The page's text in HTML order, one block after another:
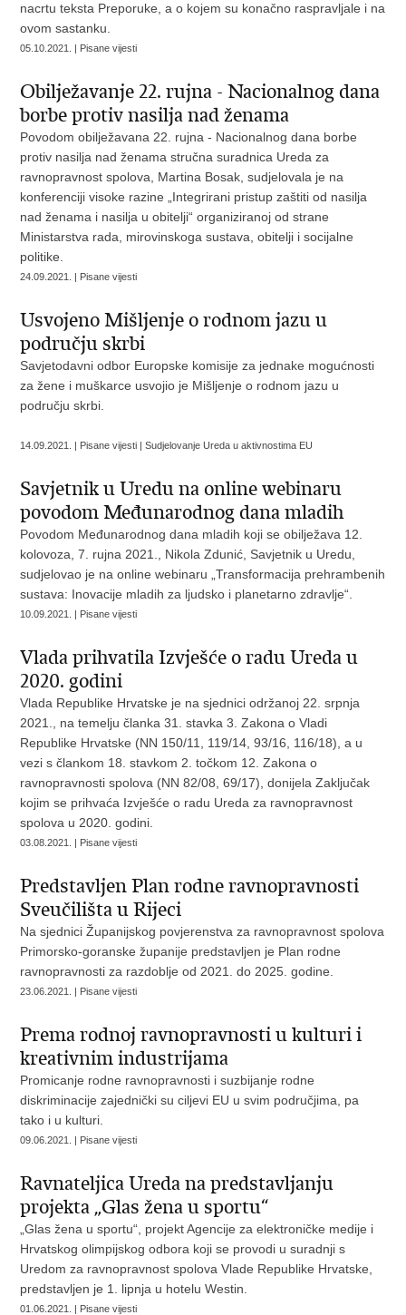
nacrtu teksta Preporuke, a o kojem su konačno raspravljale i na
ovom sastanku.
05.10.2021. | Pisane vijesti
Obilježavanje 22. rujna - Nacionalnog dana
borbe protiv nasilja nad ženama
Povodom obilježavana 22. rujna - Nacionalnog dana borbe
protiv nasilja nad ženama stručna suradnica Ureda za
ravnopravnost spolova, Martina Bosak, sudjelovala je na
konferenciji visoke razine „Integrirani pristup zaštiti od nasilja
nad ženama i nasilja u obitelji“ organiziranoj od strane
Ministarstva rada, mirovinskoga sustava, obitelji i socijalne
politike.
24.09.2021. | Pisane vijesti
Usvojeno Mišljenje o rodnom jazu u
području skrbi
Savjetodavni odbor Europske komisije za jednake mogućnosti
za žene i muškarce usvojio je Mišljenje o rodnom jazu u
području skrbi.
14.09.2021. | Pisane vijesti | Sudjelovanje Ureda u aktivnostima EU
Savjetnik u Uredu na online webinaru
povodom Međunarodnog dana mladih
Povodom Međunarodnog dana mladih koji se obilježava 12.
kolovoza, 7. rujna 2021., Nikola Zdunić, Savjetnik u Uredu,
sudjelovao je na online webinaru „Transformacija prehrambenih
sustava: Inovacije mladih za ljudsko i planetarno zdravlje“.
10.09.2021. | Pisane vijesti
Vlada prihvatila Izvješće o radu Ureda u
2020. godini
Vlada Republike Hrvatske je na sjednici održanoj 22. srpnja
2021., na temelju članka 31. stavka 3. Zakona o Vladi
Republike Hrvatske (NN 150/11, 119/14, 93/16, 116/18), a u
vezi s člankom 18. stavkom 2. točkom 12. Zakona o
ravnopravnosti spolova (NN 82/08, 69/17), donijela Zaključak
kojim se prihvaća Izvješće o radu Ureda za ravnopravnost
spolova u 2020. godini.
03.08.2021. | Pisane vijesti
Predstavljen Plan rodne ravnopravnosti
Sveučilišta u Rijeci
Na sjednici Županijskog povjerenstva za ravnopravnost spolova
Primorsko-goranske županije predstavljen je Plan rodne
ravnopravnosti za razdoblje od 2021. do 2025. godine.
23.06.2021. | Pisane vijesti
Prema rodnoj ravnopravnosti u kulturi i
kreativnim industrijama
Promicanje rodne ravnopravnosti i suzbijanje rodne
diskriminacije zajednički su ciljevi EU u svim područjima, pa
tako i u kulturi.
09.06.2021. | Pisane vijesti
Ravnateljica Ureda na predstavljanju
projekta „Glas žena u sportu“
„Glas žena u sportu“, projekt Agencije za elektroničke medije i
Hrvatskog olimpijskog odbora koji se provodi u suradnji s
Uredom za ravnopravnost spolova Vlade Republike Hrvatske,
predstavljen je 1. lipnja u hotelu Westin.
01.06.2021. | Pisane vijesti